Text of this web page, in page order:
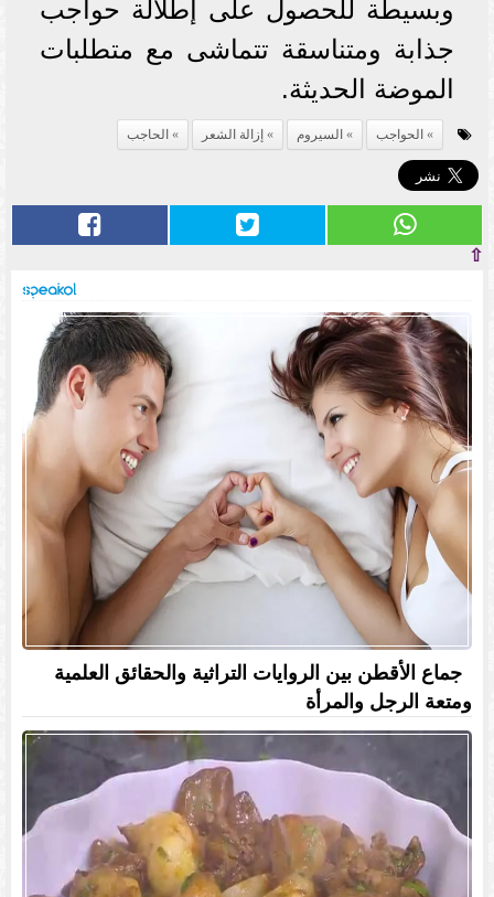
وبسيطة للحصول على إطلالة حواجب
جذابة ومتناسقة تتماشى مع متطلبات
الموضة الحديثة.
الحواجب السيروم إزالة الشعر الحاجب
⇧
جماع الأقطن بين الروايات التراثية والحقائق العلمية
ومتعة الرجل والمرأة